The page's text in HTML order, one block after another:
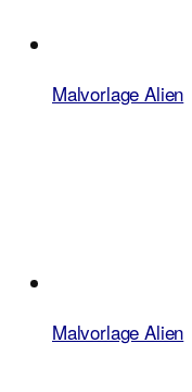
Malvorlage Alien
Malvorlage Alien